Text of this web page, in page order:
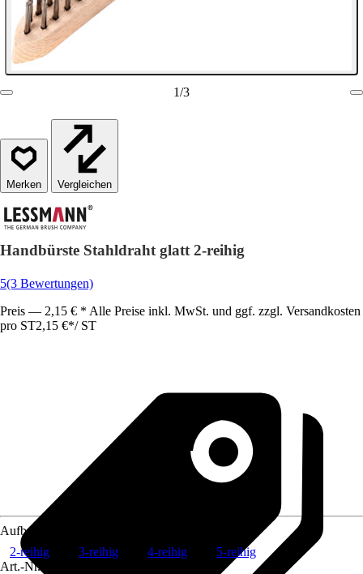
1/3
Vergleichen
Handbürste Stahldraht glatt 2-reihig
5(3 Bewertungen)
Preis — 2,15 € * Alle Preise inkl. MwSt. und ggf. zzgl. Versandkosten
pro ST2,15 €*/ ST
Aufbau Borsten
2-reihig
3-reihig 4-reihig
5-reihig
Art.-Nr.